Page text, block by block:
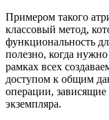
Примером такого
классовый метод,
функциональность
полезно, когда
рамках всех
доступом к общим
операции, зависящие
экземпляра.